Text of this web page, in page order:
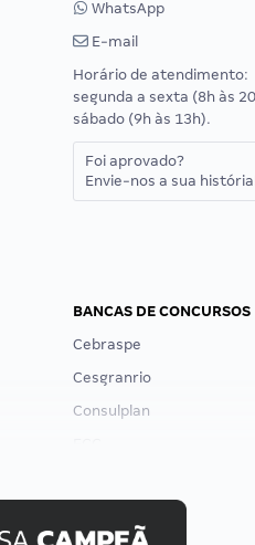
WhatsApp
E-mail
Horário de atendimento:
segunda a sexta (8h às
sábado (9h às 13h).
Foi aprovado?
Envie-nos a sua
BANCAS DE CONCURSOS
Cebraspe
Cesgranrio
Consulplan